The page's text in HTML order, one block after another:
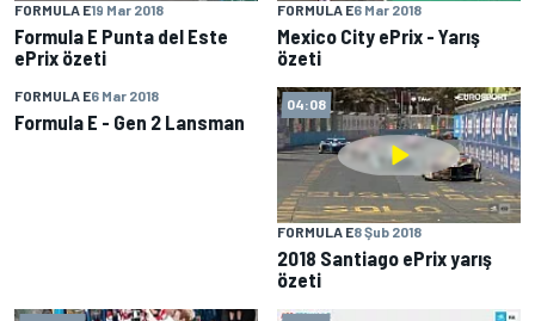
FORMULA E19 Mar 2018
Formula E Punta del Este
ePrix özeti
FORMULA E6 Mar 2018
Mexico City ePrix - Yarış
özeti
01:00
FORMULA E6 Mar 2018
Formula E - Gen 2 Lansman
04:08
FORMULA E8 Şub 2018
2018 Santiago ePrix yarış
özeti